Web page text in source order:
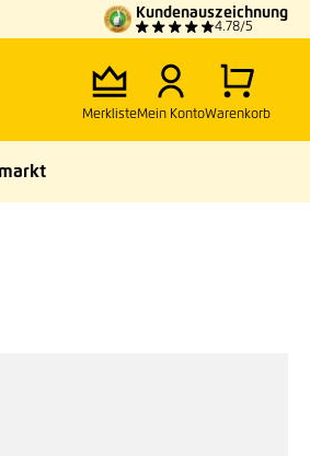
Kundenauszeichnung
4.78/5
MerklisteMein KontoWarenkorb